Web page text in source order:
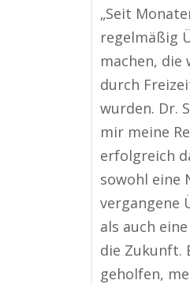
„Seit
regelmäßig
machen, die
durch
wurden. Dr.
mir meine
erfolgreich
sowohl eine
vergangene
als auch
die Zukunft.
geholfen,